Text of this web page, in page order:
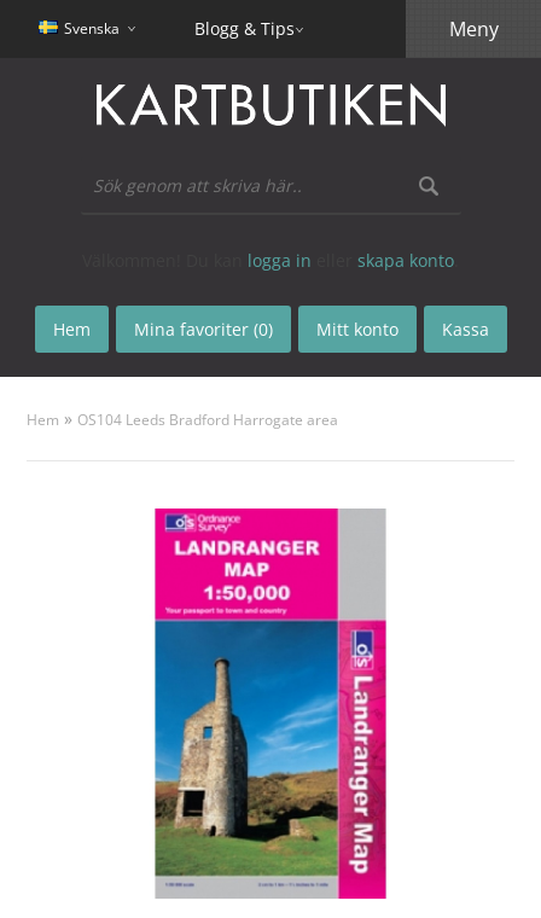
Svenska Blogg & Tips
logga in skapa konto
Hem Mina favoriter (0) Mitt konto Kassa
Meny
Hem » OS104 Leeds Bradford Harrogate area